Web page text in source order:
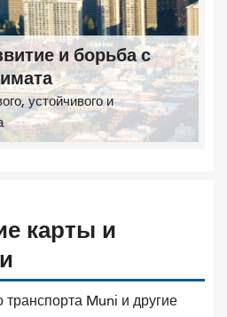
и борьба с
устойчивого и
карты и
Muni и другие